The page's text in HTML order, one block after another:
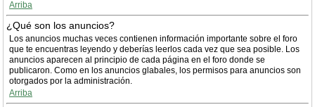
Arriba
¿Qué son los anuncios?
Los anuncios muchas veces contienen información importante sobre el foro
que te encuentras leyendo y deberías leerlos cada vez que sea posible. Los
anuncios aparecen al principio de cada página en el foro donde se
publicaron. Como en los anuncios glabales, los permisos para anuncios son
otorgados por la administración.
Arriba